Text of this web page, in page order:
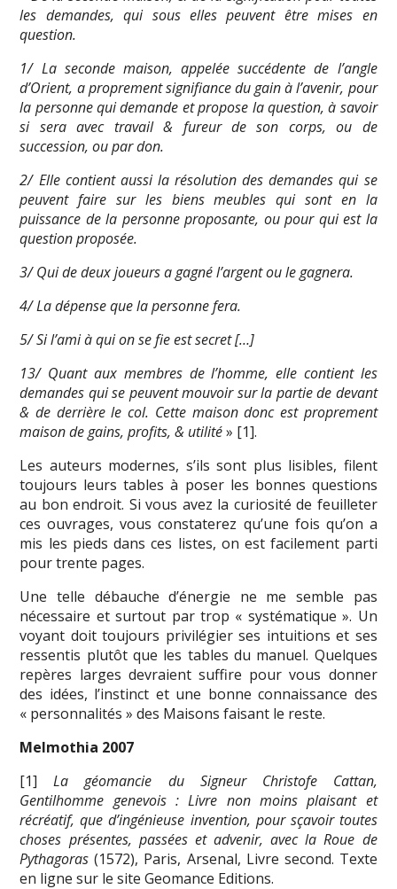
les demandes, qui sous elles peuvent être mises en
question.
1/ La seconde maison, appelée succédente de l’angle
d’Orient, a proprement signifiance du gain à l’avenir, pour
la personne qui demande et propose la question, à savoir
si sera avec travail & fureur de son corps, ou de
succession, ou par don.
2/ Elle contient aussi la résolution des demandes qui se
peuvent faire sur les biens meubles qui sont en la
puissance de la personne proposante, ou pour qui est la
question proposée.
3/ Qui de deux joueurs a gagné l’argent ou le gagnera.
4/ La dépense que la personne fera.
5/ Si l’ami à qui on se fie est secret […]
13/ Quant aux membres de l’homme, elle contient les
demandes qui se peuvent mouvoir sur la partie de devant
& de derrière le col. Cette maison donc est proprement
maison de gains, profits, & utilité» [1].
Les auteurs modernes, s’ils sont plus lisibles, filent
toujours leurs tables à poser les bonnes questions
au bon endroit. Si vous avez la curiosité de feuilleter
ces ouvrages, vous constaterez qu’une fois qu’on a
mis les pieds dans ces listes, on est facilement parti
pour trente pages.
Une telle débauche d’énergie ne me semble pas
nécessaire et surtout par trop « systématique ». Un
voyant doit toujours privilégier ses intuitions et ses
ressentis plutôt que les tables du manuel. Quelques
repères larges devraient suffire pour vous donner
des idées, l’instinct et une bonne connaissance des
« personnalités » des Maisons faisant le reste.
Melmothia 2007
[1]La géomancie du Signeur Christofe Cattan,
Gentilhomme genevois : Livre non moins plaisant et
récréatif, que d’ingénieuse invention, pour sçavoir toutes
choses présentes, passées et advenir, avec la Roue de
Pythagoras (1572), Paris, Arsenal, Livre second. Texte
en ligne sur le site Geomance Editions.